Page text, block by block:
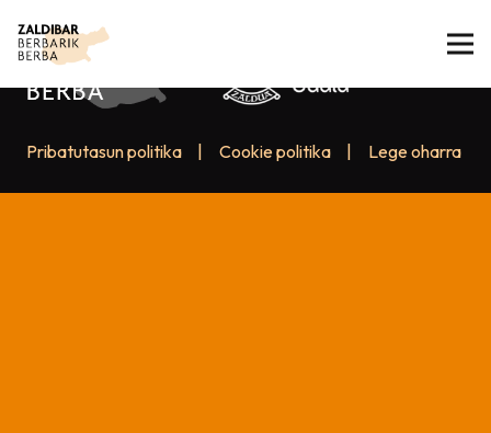
Pribatutasun politika Cookie politika Lege oharra